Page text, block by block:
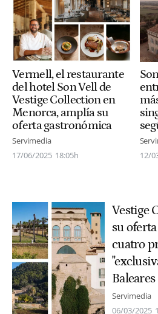
Vermell, el restaurante
del hotel Son Vell de
Vestige Collection en
Menorca, amplía su
oferta gastronómica
Servimedia
17/06/2025 18:05h
12/
Vestige
su
cuatro
Baleares
Servimedia
06/03/2025